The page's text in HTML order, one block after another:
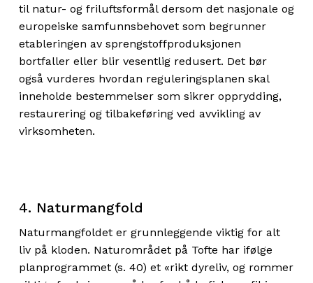
til natur- og friluftsformål dersom det nasjonale og
europeiske samfunnsbehovet som begrunner
etableringen av sprengstoffproduksjonen
bortfaller eller blir vesentlig redusert. Det bør
også vurderes hvordan reguleringsplanen skal
inneholde bestemmelser som sikrer opprydding,
restaurering og tilbakeføring ved avvikling av
virksomheten.
4. Naturmangfold
Naturmangfoldet er grunnleggende viktig for alt
liv på kloden. Naturområdet på Tofte har ifølge
planprogrammet (s. 40) et «rikt dyreliv, og rommer